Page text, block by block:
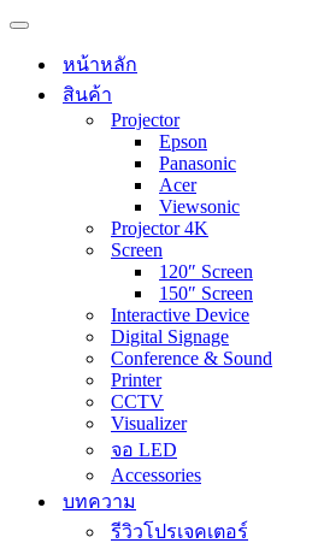
Navigation
หน้าหลัก
สินค้า
Projector
Epson
Panasonic
Acer
Viewsonic
Projector 4K
Screen
120″ Screen
150″ Screen
Interactive Device
Digital Signage
Conference & Sound
Printer
CCTV
Visualizer
จอ LED
Accessories
บทความ
รีวิวโปรเจคเตอร์